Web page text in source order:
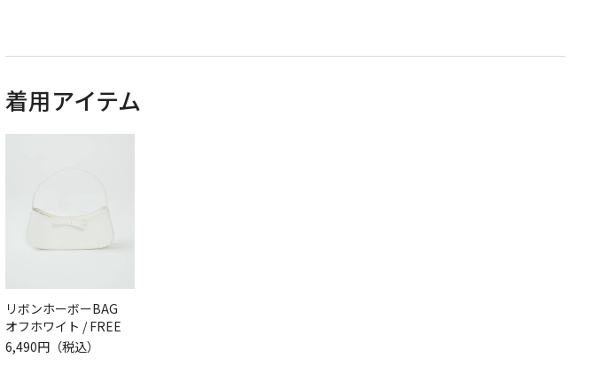
着用アイテム
リボンホーボーBAG
オフホワイト / FREE
6,490円（税込）